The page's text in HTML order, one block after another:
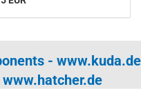
- www.kuda.de
www.hatcher.de